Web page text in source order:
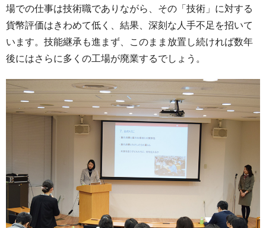
場での仕事は技術職でありながら、その「技術」に対する
貨幣評価はきわめて低く、結果、深刻な人手不足を招いて
います。技能継承も進まず、このまま放置し続ければ数年
後にはさらに多くの工場が廃業するでしょう。